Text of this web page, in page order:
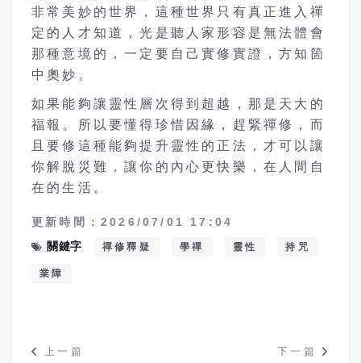
非常美妙的世界，這種世界只有真正進入禪
定的人才知道，光是聽人家形容是無法體會
那種意境的，一定要自己實修實證，方知箇
中奧妙。
如果能夠讓靈性層次得到超越，那是天大的
福報。所以要懂得珍惜因緣，趕緊禪修，而
且要修這種能夠提升靈性的正法，才可以讓
你解脫災難，讓你的內心更快樂，在人間自
在的生活。
更新時間：2026/07/01 17:04
關鍵字
禪修釋疑 學禪 靈性 持咒
業障
上一篇 下一篇